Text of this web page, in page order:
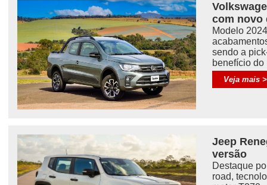
com novo
Modelo
sendo a
benefício do
Veja mais
Jeep
versão
Destaque
road,